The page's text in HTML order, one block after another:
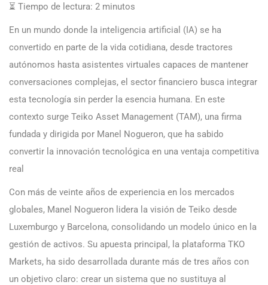
⏳ Tiempo de lectura: 2 minutos
En un mundo donde la inteligencia artificial (IA) se ha
convertido en parte de la vida cotidiana, desde tractores
autónomos hasta asistentes virtuales capaces de mantener
conversaciones complejas, el sector financiero busca integrar
esta tecnología sin perder la esencia humana. En este
contexto surge Teiko Asset Management (TAM), una firma
fundada y dirigida por Manel Nogueron, que ha sabido
convertir la innovación tecnológica en una ventaja competitiva
real
Con más de veinte años de experiencia en los mercados
globales, Manel Nogueron lidera la visión de Teiko desde
Luxemburgo y Barcelona, consolidando un modelo único en la
gestión de activos. Su apuesta principal, la plataforma TKO
Markets, ha sido desarrollada durante más de tres años con
un objetivo claro: crear un sistema que no sustituya al